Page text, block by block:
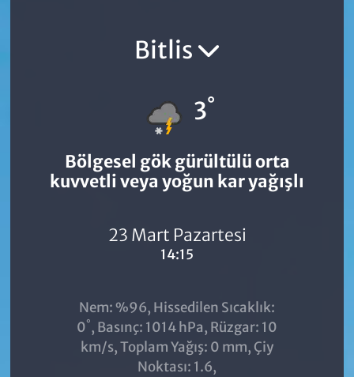
Bitlis
3°
Bölgesel gök gürültülü orta
kuvvetli veya yoğun kar yağışlı
23 Mart Pazartesi
14:15
Nem: %96, Hissedilen Sıcaklık:
0°, Basınç: 1014 hPa, Rüzgar: 10
km/s, Toplam Yağış: 0 mm, Çiy
Noktası: 1.6,